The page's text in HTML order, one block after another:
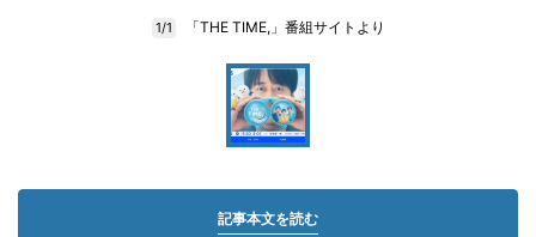
1/1 「THE TIME,」番組サイトより
記事本文を読む